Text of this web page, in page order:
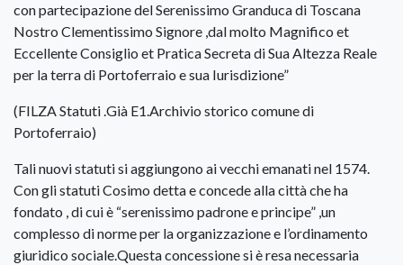
con partecipazione del Serenissimo Granduca di Toscana
Nostro Clementissimo Signore ,dal molto Magnifico et
Eccellente Consiglio et Pratica Secreta di Sua Altezza Reale
per la terra di Portoferraio e sua Iurisdizione”
(FILZA Statuti .Già E1.Archivio storico comune di
Portoferraio)
Tali nuovi statuti si aggiungono ai vecchi emanati nel 1574.
Con gli statuti Cosimo detta e concede alla città che ha
fondato , di cui è “serenissimo padrone e principe” ,un
complesso di norme per la organizzazione e l’ordinamento
giuridico sociale.Questa concessione si è resa necessaria